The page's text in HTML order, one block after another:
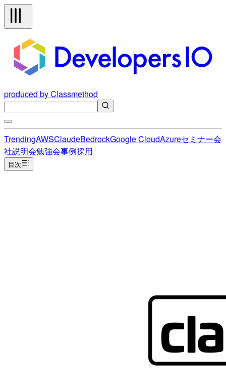
produced by Classmethod
TrendingAWSClaudeBedrockGoogle CloudAzureセミナー会
社説明会勉強会事例採用
目次